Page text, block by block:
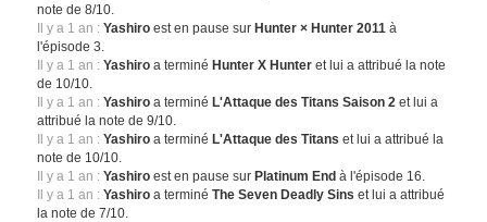
note de 8/10.
Il y a 1 an : Yashiro est en pause sur Hunter × Hunter 2011 à
l'épisode 3.
Il y a 1 an : Yashiro a terminé Hunter X Hunter et lui a attribué la note
de 10/10.
Il y a 1 an : Yashiro a terminé L'Attaque des Titans Saison 2 et lui a
attribué la note de 9/10.
Il y a 1 an : Yashiro a terminé L'Attaque des Titans et lui a attribué la
note de 10/10.
Il y a 1 an : Yashiro est en pause sur Platinum End à l'épisode 16.
Il y a 1 an : Yashiro a terminéThe Seven Deadly Sins et lui a attribué
la note de 7/10.